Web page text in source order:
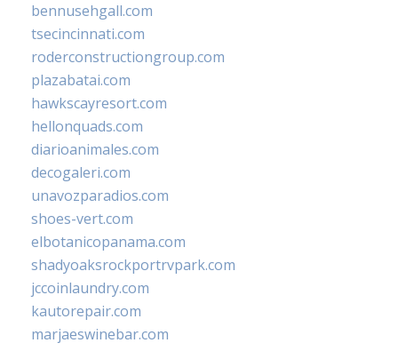
bennusehgall.com
tsecincinnati.com
roderconstructiongroup.com
plazabatai.com
hawkscayresort.com
hellonquads.com
diarioanimales.com
decogaleri.com
unavozparadios.com
shoes-vert.com
elbotanicopanama.com
shadyoaksrockportrvpark.com
jccoinlaundry.com
kautorepair.com
marjaeswinebar.com